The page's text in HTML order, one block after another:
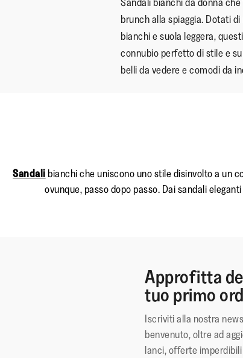
brunch alla spiaggia. Dotati
bianchi e suola leggera,
connubio perfetto di stile e
belli da vedere e comodi da
Sandali bianchi che uniscono uno stile disinvolto a un
ovunque, passo dopo passo. Dai sandali
Approfitta
tuo primo
Iscriviti alla nostra
benvenuto, oltre ad
lanci, offerte